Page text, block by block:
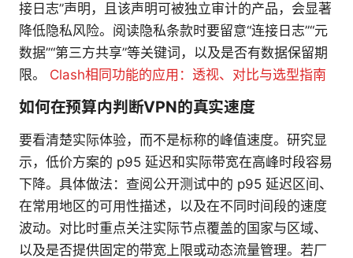
接日志”声明，且该声明可被独立审计的产品，会显著
降低隐私风险。阅读隐私条款时要留意“连接日志”“元
数据”“第三方共享”等关键词，以及是否有数据保留期
限。 Clash相同功能的应用：透视、对比与选型指南
如何在预算内判断VPN的真实速度
要看清楚实际体验，而不是标称的峰值速度。研究显
示，低价方案的 p95 延迟和实际带宽在高峰时段容易
下降。具体做法：查阅公开测试中的 p95 延迟区间、
在常用地区的可用性描述，以及在不同时间段的速度
波动。对比时重点关注实际节点覆盖的国家与区域、
以及是否提供固定的带宽上限或动态流量管理。若厂